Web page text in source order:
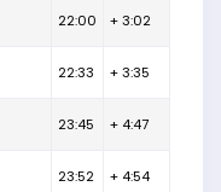
22:00 + 3:02
22:33 + 3:35
23:45 + 4:47
23:52 + 4:54